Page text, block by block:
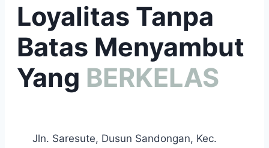
Loyalitas Tanpa
Batas Menyambut
Yang BERKELAS
Jln. Saresute, Dusun Sandongan, Kec.